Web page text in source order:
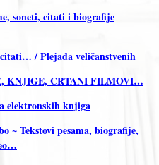
soneti, citati i biografije
/ Plejada veličanstvenih
KNJIGE, CRTANI FILMOVI…
elektronskih knjiga
~ Tekstovi pesama, biografije,